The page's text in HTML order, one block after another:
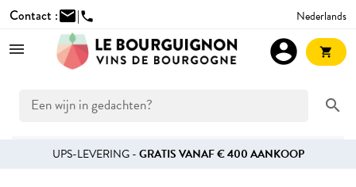
Contact :mail|phone Nederlands
search
account_circle shopping_cart
UPS-LEVERING -GRATIS VANAF € 400 AANKOOP